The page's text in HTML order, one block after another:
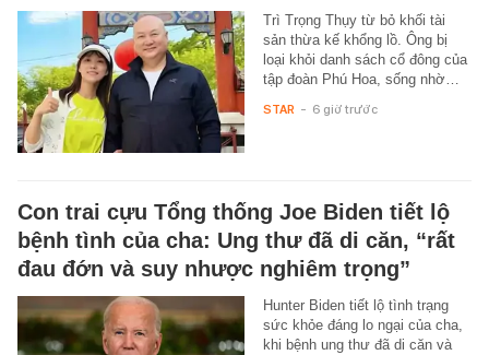
Trì Trọng Thụy từ bỏ khối tài
sản thừa kế khổng lồ. Ông bị
loại khỏi danh sách cổ đông của
tập đoàn Phú Hoa, sống nhờ…
STAR - 6 giờ trước
Con trai cựu Tổng thống Joe Biden tiết lộ
bệnh tình của cha: Ung thư đã di căn, “rất
đau đớn và suy nhược nghiêm trọng”
Hunter Biden tiết lộ tình trạng
sức khỏe đáng lo ngại của cha,
khi bệnh ung thư đã di căn và